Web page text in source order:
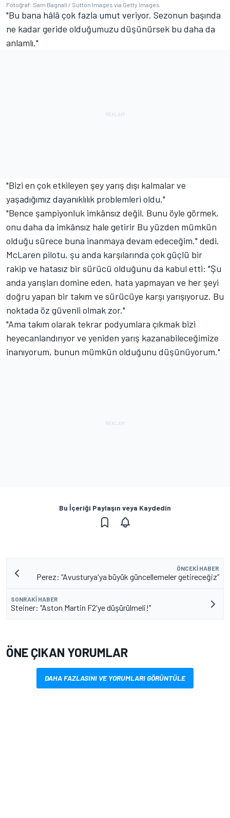
Fotoğraf: Sam Bagnall / Sutton Images via Getty Images
"Bu bana hâlâ çok fazla umut veriyor. Sezonun başında
ne kadar geride olduğumuzu düşünürsek bu daha da
anlamlı."
"Bizi en çok etkileyen şey yarış dışı kalmalar ve
yaşadığımız dayanıklılık problemleri oldu."
"Bence şampiyonluk imkânsız değil. Bunu öyle görmek,
onu daha da imkânsız hale getirir Bu yüzden mümkün
olduğu sürece buna inanmaya devam edeceğim." dedi.
McLaren pilotu, şu anda karşılarında çok güçlü bir
rakip ve hatasız bir sürücü olduğunu da kabul etti: "Şu
anda yarışları domine eden, hata yapmayan ve her şeyi
doğru yapan bir takım ve sürücüye karşı yarışıyoruz. Bu
noktada öz güvenli olmak zor."
"Ama takım olarak tekrar podyumlara çıkmak bizi
heyecanlandırıyor ve yeniden yarış kazanabileceğimize
inanıyorum, bunun mümkün olduğunu düşünüyorum."
Bu İçeriği Paylaşın veya Kaydedin
ÖNCEKI HABER
Perez: “Avusturya'ya büyük güncellemeler getireceğiz”
SONRAKI HABER
Steiner: "Aston Martin F2'ye düşürülmeli!"
ÖNE ÇIKAN YORUMLAR
DAHA FAZLASINI VE YORUMLARI GÖRÜNTÜLE